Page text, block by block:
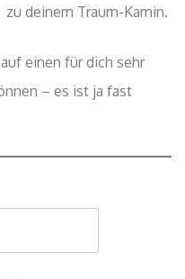
deinem Traum-Kamin.
einen für dich sehr
– es ist ja fast